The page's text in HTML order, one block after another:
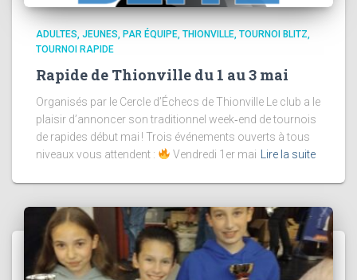
ADULTES JEUNES PAR ÉQUIPE THIONVILLE TOURNOI BLITZ
TOURNOI RAPIDE
Rapide de Thionville du 1 au 3 mai
Organisés par le Cercle d’Échecs de Thionville Le club a le
plaisir d’annoncer son traditionnel week‑end de tournois
de rapides début mai ! Trois événements ouverts à tous
niveaux vous attendent :
Vendredi 1er mai Lire la suite